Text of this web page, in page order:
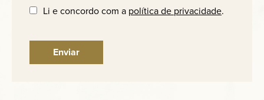
Li e concordo com a política de privacidade.